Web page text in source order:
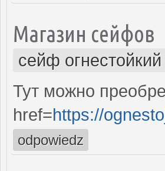
Магазин сейфов
сейф
Тут можно
href=https://
odpowiedz